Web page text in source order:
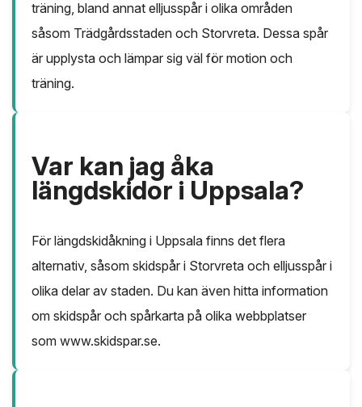
träning, bland annat elljusspår i olika områden
såsom Trädgårdsstaden och Storvreta. Dessa spår
är upplysta och lämpar sig väl för motion och
träning.
Var kan jag åka
längdskidor i Uppsala?
För längdskidåkning i Uppsala finns det flera
alternativ, såsom skidspår i Storvreta och elljusspår i
olika delar av staden. Du kan även hitta information
om skidspår och spårkarta på olika webbplatser
som www.skidspar.se.